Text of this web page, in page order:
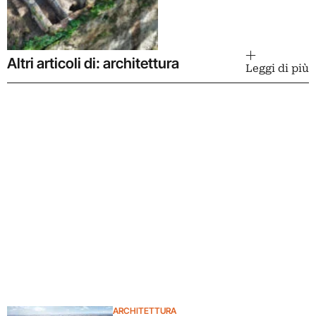
Altri articoli di: architettura Leggi di più
ARCHITETTURA